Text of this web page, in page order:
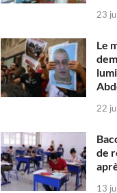
23
Le
22
de
13